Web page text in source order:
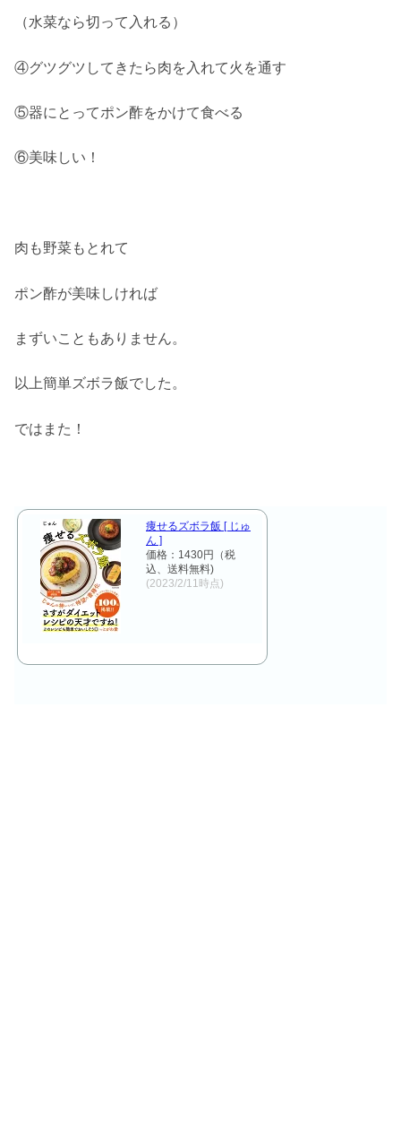
（水菜なら切って入れる）
④グツグツしてきたら肉を入れて火を通す
⑤器にとってポン酢をかけて食べる
⑥美味しい！
肉も野菜もとれて
ポン酢が美味しければ
まずいこともありません。
以上簡単ズボラ飯でした。
ではまた！
痩せるズボラ飯 [ じゅ
ん ]
価格：1430円（税
込、送料無料)
(2023/2/11時点)